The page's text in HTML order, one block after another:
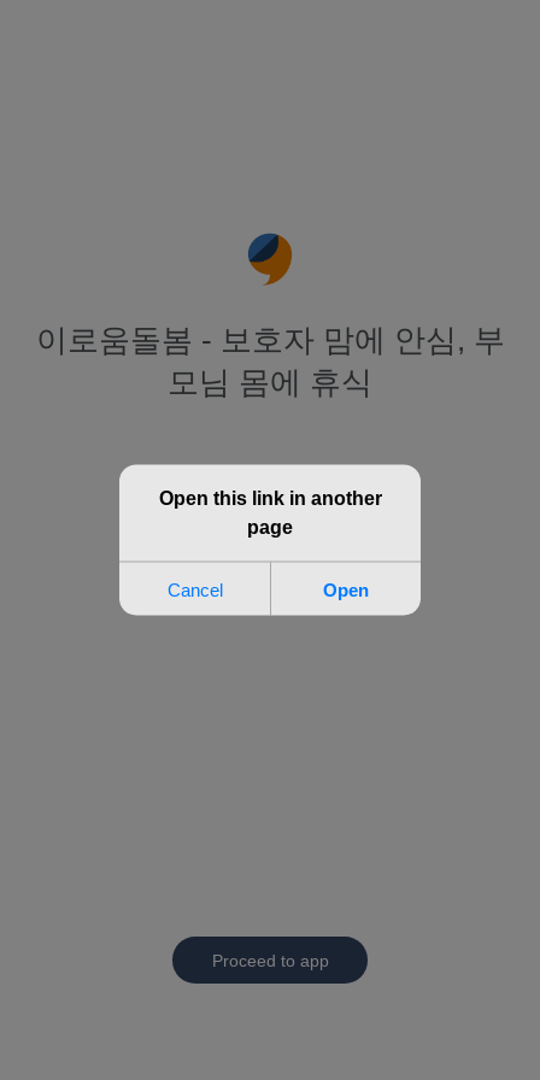
이로움돌봄 - 보호자 맘에 안심, 부
모님 몸에 휴식
Proceed to app